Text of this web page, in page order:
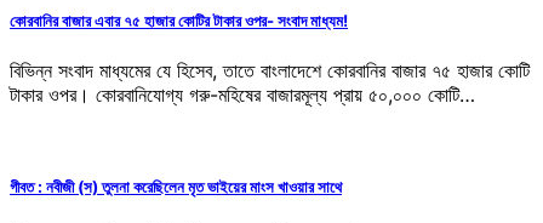
কোরবানির বাজার এবার ৭৫ হাজার কোটির টাকার ওপর- সংবাদ মাধ্যম!
বিভিন্ন সংবাদ মাধ্যমের যে হিসেব, তাতে বাংলাদেশে কোরবানির বাজার ৭৫ হাজার কোটি
টাকার ওপর। কোরবানিযোগ্য গরু-মহিষের বাজারমূল্য প্রায় ৫০,০০০ কোটি…
গীবত : নবীজী (স) তুলনা করেছিলেন মৃত ভাইয়ের মাংস খাওয়ার সাথে